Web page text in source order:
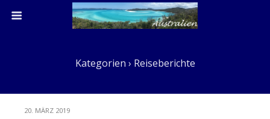
Kategorien › Reiseberichte
20. MÄRZ 2019